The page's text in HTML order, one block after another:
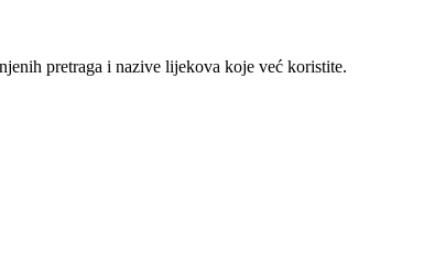
pretraga i nazive lijekova koje već koristite.